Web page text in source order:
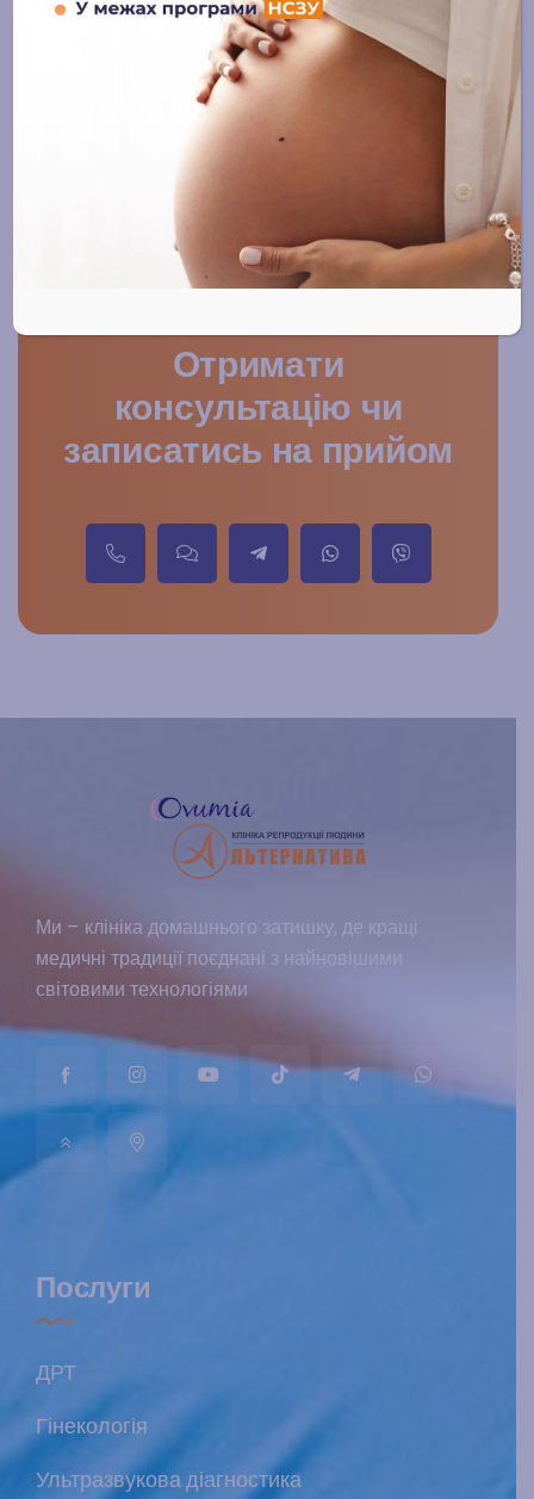
15 ЛИПНЯ, 2025
Консультація з репродуктологом:
перший крок до мрії про дитину
Отримати
консультацію чи
записатись на прийом
Ми – клініка домашнього затишку, де кращі
медичні традиції поєднані з найновішими
світовими технологіями
Послуги
ДРТ
Гінекологія
Ультразвукова діагностика